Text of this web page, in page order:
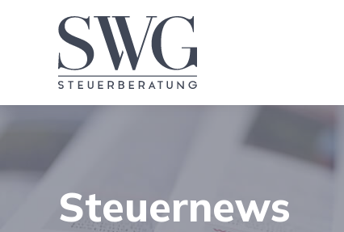
Steuernews